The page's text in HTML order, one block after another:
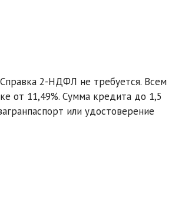
2-НДФЛ не требуется. Всем
от 11,49%. Сумма кредита до 1,5
или удостоверение